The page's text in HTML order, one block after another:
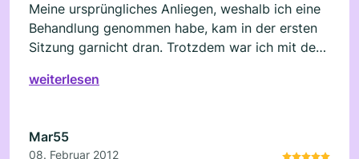
Meine ursprüngliches Anliegen, weshalb ich eine
Behandlung genommen habe, kam in der ersten
Sitzung garnicht dran. Trotzdem war ich mit der
weiterlesen
Mar55
08. Februar 2012